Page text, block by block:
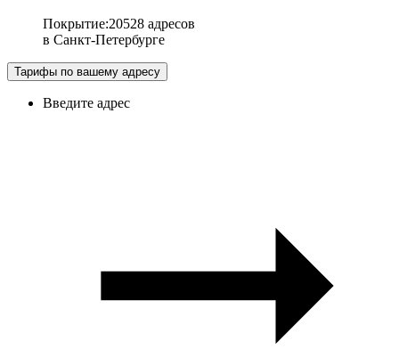
Покрытие:20528 адресов
в Санкт-Петербурге
Тарифы по вашему адресу
Введите адрес